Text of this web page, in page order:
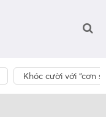
Khóc cười với “cơn